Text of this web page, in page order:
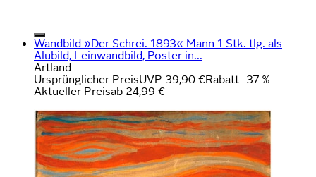
Wandbild »Der Schrei. 1893« Mann 1 Stk. tlg. als
Alubild, Leinwandbild, Poster in...
Artland
Ursprünglicher PreisUVP 39,90 €Rabatt- 37 %
Aktueller Preisab 24,99 €